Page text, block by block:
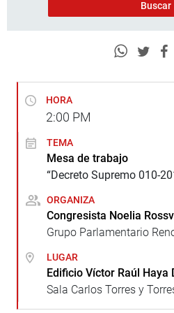
HORA
2:00 PM
TEMA
Mesa de trabajo
“Decreto Supremo 010-
ORGANIZA
Congresista Noelia
Grupo Parlamentario
LUGAR
Edificio Víctor Raúl Haya
Sala Carlos Torres y